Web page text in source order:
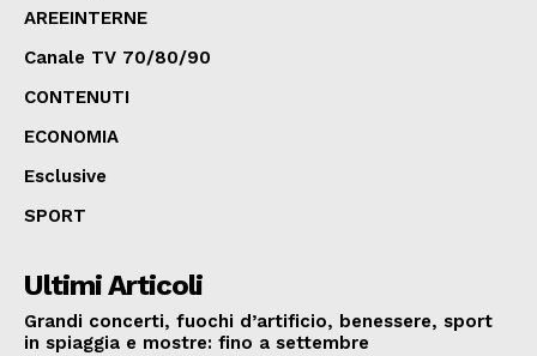
AREEINTERNE
Canale TV 70/80/90
CONTENUTI
ECONOMIA
Esclusive
SPORT
Ultimi Articoli
Grandi concerti, fuochi d’artificio, benessere, sport
in spiaggia e mostre: fino a settembre